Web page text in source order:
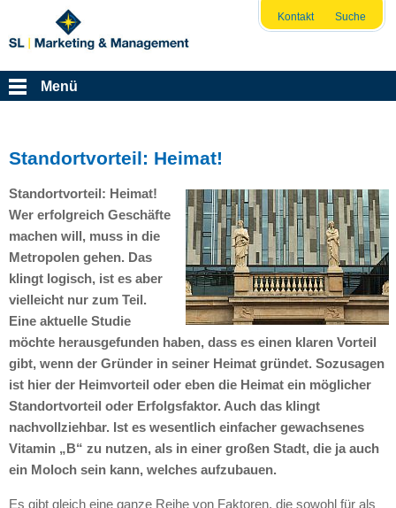
Kontakt Suche
Menü
Standortvorteil: Heimat!
Standortvorteil: Heimat!
Wer erfolgreich Geschäfte
machen will, muss in die
Metropolen gehen. Das
klingt logisch, ist es aber
vielleicht nur zum Teil.
Eine aktuelle Studie
möchte herausgefunden haben, dass es einen klaren Vorteil
gibt, wenn der Gründer in seiner Heimat gründet. Sozusagen
ist hier der Heimvorteil oder eben die Heimat ein möglicher
Standortvorteil oder Erfolgsfaktor. Auch das klingt
nachvollziehbar. Ist es wesentlich einfacher gewachsenes
Vitamin „B“ zu nutzen, als in einer großen Stadt, die ja auch
ein Moloch sein kann, welches aufzubauen.
Es gibt gleich eine ganze Reihe von Faktoren, die sowohl für als